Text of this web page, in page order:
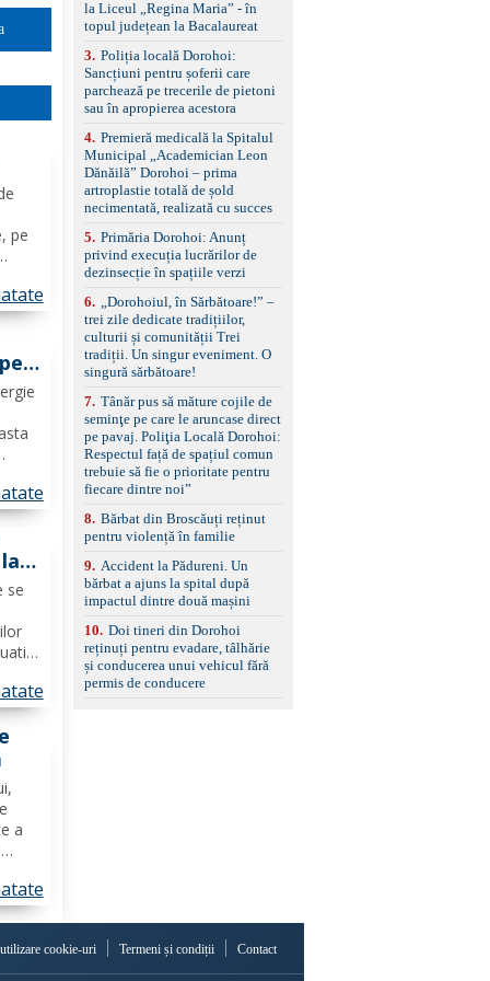
pe
se
a
panoramică, geamuri
spate fumurii Carlig de
remorcare Bonus: -
Covorașe textile montate
pe mașină. -Ofer și un
set de covorașe din
împreună cu un set de
anvelope de iarnă.
la Liceul „Regina Maria” - în
topul județean la Bacalaureat
3. Poliția locală Dorohoi:
Sancțiuni pentru șoferii care
parchează pe trecerile de pietoni
sau în apropierea acestora
4. Premieră medicală la Spitalul
Municipal „Academician Leon
Dănăilă” Dorohoi – prima
artroplastie totală de șold
necimentată, realizată cu succes
5. Primăria Dorohoi: Anunț
privind execuția lucrărilor de
dezinsecție în spațiile verzi
6.
„Dorohoiul, în Sărbătoare!” –
trei zile dedicate tradițiilor,
culturii și comunității Trei
tradiții. Un singur eveniment. O
singură sărbătoare!
7. Tânăr pus să măture cojile de
seminţe pe care le aruncase direct
pe pavaj. Poliţia Locală Dorohoi:
Respectul față de spațiul comun
trebuie să fie o prioritate pentru
fiecare dintre noi”
8. Bărbat din Broscăuți reținut
pentru violență în familie
9. Accident la Pădureni. Un
bărbat a ajuns la spital după
impactul dintre două mașini
10. Doi tineri din Dorohoi
reținuți pentru evadare, tâlhărie
și conducerea unui vehicul fără
permis de conducere
cookie-uri Termeni și condiții Contact